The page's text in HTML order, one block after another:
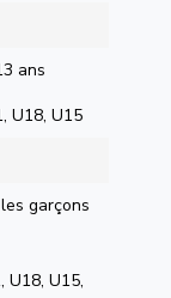
ans
U18, U15
garçons
U18, U15,